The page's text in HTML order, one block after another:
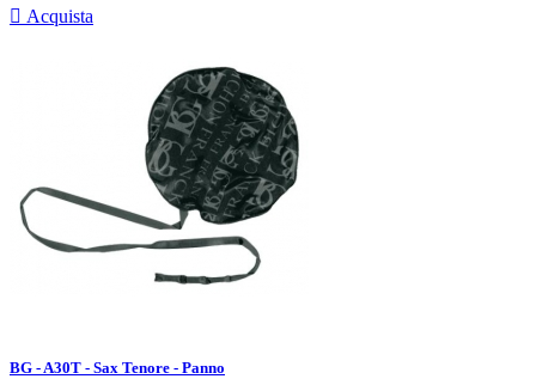
 Acquista
BG - A30T - Sax Tenore - Panno